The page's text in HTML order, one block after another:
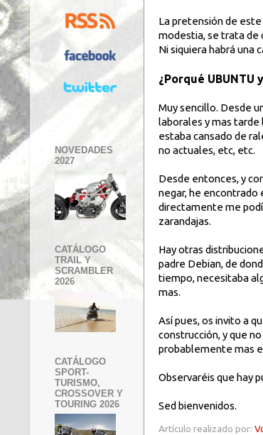
La pretensión de
modestia, se trata de
Ni siquiera habrá una
¿Porqué UBUNTU
Muy sencillo. Desde
laborales y mas
estaba cansado de
no actuales, etc, etc.
Desde entonces, y
negar, he encontrado
directamente me
zarandajas.
Hay otras
padre Debian, de
tiempo, necesitaba
mas.
Así pues, os invito a
construcción, y que
probablemente mas
Observaréis que hay
Sed bienvenidos.
Artículo realizado por:
NOVEDADES
2027
CATÁLOGO
TRAIL Y
SCRAMBLER
2026
CATÁLOGO
SPORT-
TURISMO,
CROSSOVER Y
TOURING 2026